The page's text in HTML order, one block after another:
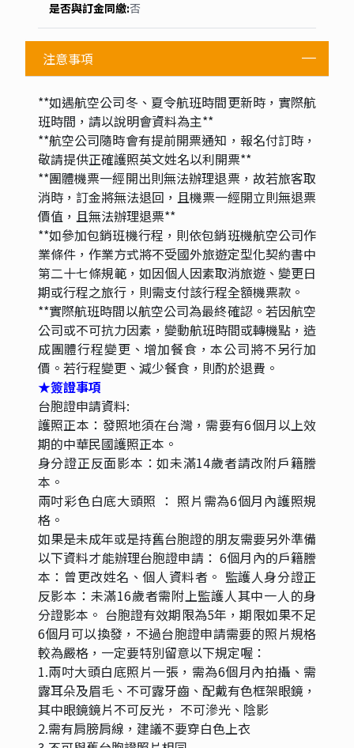
放鬆。 萬達美華飯店以其精緻多樣的餐飲選擇而引以為
譽。無論您是品嚐當地的塔吉克美食，還是享受國際美
食，我們的廚師團隊都會為您帶來一場味蕾的盛宴。除了
舒適的住宿和美食體驗，萬達美華飯店還提供一系列休閒
和娛樂設施，如室內孩童樂園、健身房和檯球室等。
特別安排
**因配合政府政策滾動式調整，大陸散客組團尚未開放
前，如有整團文化交流或自由行之需求，可參考此行程內
容及售價，請自行跟業務購買旅平險**
**無購物、無自費(車上推薦當地特產) ，每人每天2瓶礦泉
其它說明
額外加價